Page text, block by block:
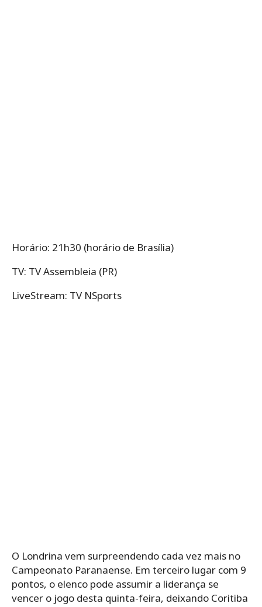
Horário: 21h30 (horário de Brasília)
TV: TV Assembleia (PR)
LiveStream: TV NSports
O Londrina vem surpreendendo cada vez mais no
Campeonato Paranaense. Em terceiro lugar com 9
pontos, o elenco pode assumir a liderança se
vencer o jogo desta quinta-feira, deixando Coritiba